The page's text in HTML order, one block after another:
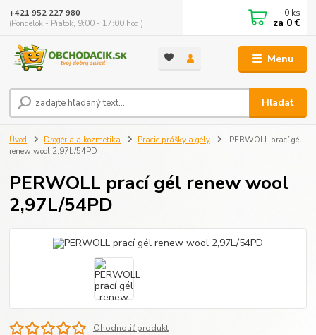
Menu
Hľadať
+421 952 227 980
(Pondelok - Piatok, 9:00 - 17:00 hod.)
0 ks
za 0 €
Úvod Drogéria a kozmetika Pracie prášky a gély
PERWOLL prací gél
renew wool 2,97L/54PD
PERWOLL prací gél renew wool
2,97L/54PD
Ohodnotiť produkt